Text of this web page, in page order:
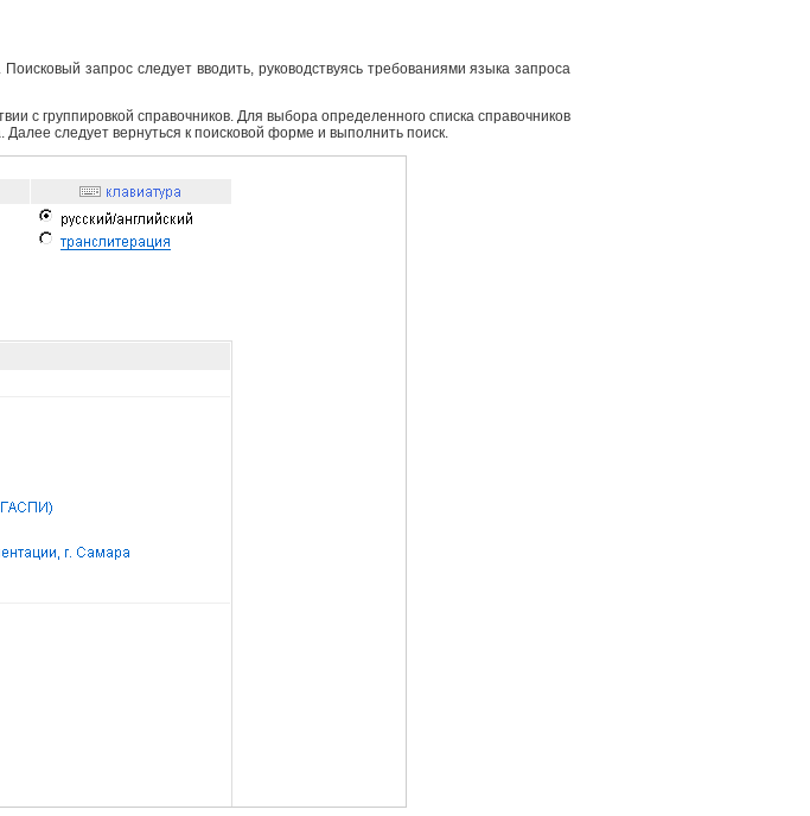
запрос следует вводить, руководствуясь требованиями языка запроса
с группировкой справочников. Для выбора определенного списка справочников
Далее следует вернуться к поисковой форме и выполнить поиск.